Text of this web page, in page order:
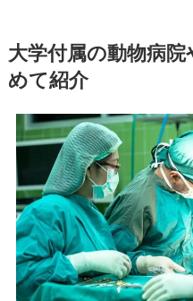
大学付属の動物病
めて紹介